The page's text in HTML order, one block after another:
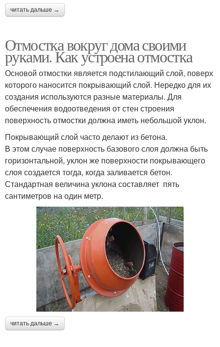
читать дальше →
Отмостка вокруг дома своими
руками. Как устроена отмостка
Основой отмостки является подстилающий слой, поверх
которого наносится покрывающий слой. Нередко для их
создания используются разные материалы. Для
обеспечения водоотведения от стен строения
поверхность отмостки должна иметь небольшой уклон.
Покрывающий слой часто делают из бетона.
В этом случае поверхность базового слоя должна быть
горизонтальной, уклон же поверхности покрывающего
слоя создается тогда, когда заливается бетон.
Стандартная величина уклона составляет пять
сантиметров на один метр.
читать дальше →